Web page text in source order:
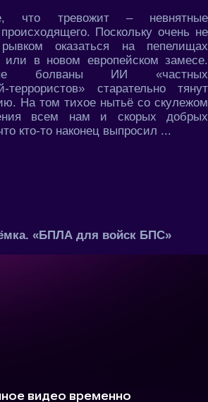
что тревожит – невнятные
Поскольку очень не
оказаться на пепелищах
или в новом европейском замесе.
болваны ИИ «частных
террористов» старательно тянут
На том тихое нытьё со скулежом
всем нам и скорых добрых
кто-то наконец выпросил ...
«БПЛА для войск БПС»